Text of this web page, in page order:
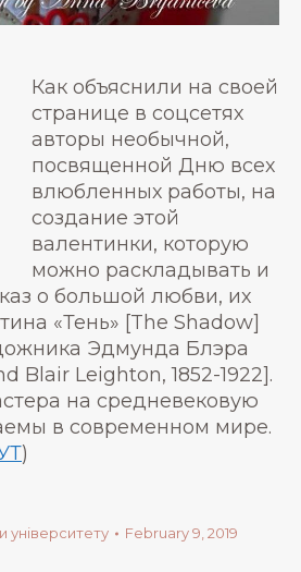
Как объяснили на своей
странице в соцсетях
авторы необычной,
посвященной Дню всех
влюбленных работы, на
создание этой
валентинки, которую
можно раскладывать и
о большой любви, их
«Тень» [The Shadow]
Эдмунда Блэра
Blair Leighton, 1852-1922].
на средневековую
в современном мире.
)
університету February 9, 2019